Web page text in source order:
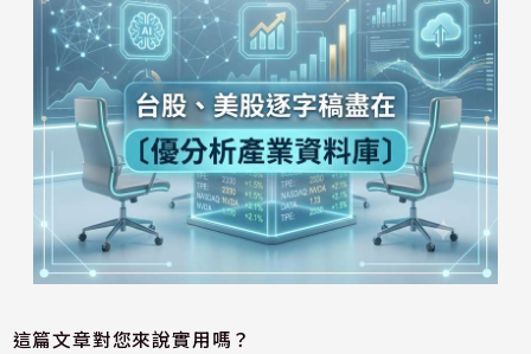
這篇文章對您來說實用嗎？